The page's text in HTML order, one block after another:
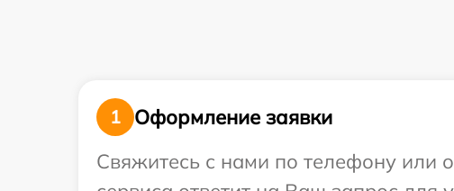
1
Оформление заявки
Свяжитесь с нами по телефону или